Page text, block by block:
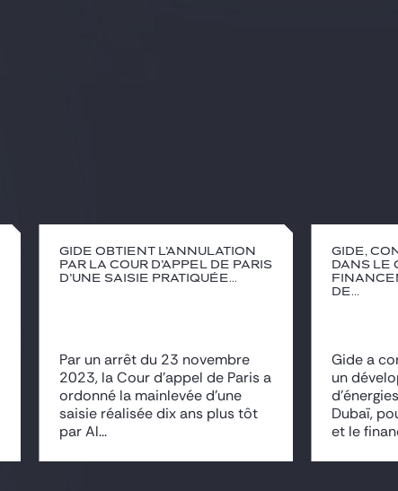
Gide obtient l’annulation
par la Cour d’appel de Paris
d’une saisie pratiquée...
Par un arrêt du 23 novembre
2023, la Cour d’appel de Paris a
ordonné la mainlevée d’une
saisie réalisée dix ans plus tôt
par Al...
Gide,
dans le
de...
Gide a
un
Dubaï,
et le